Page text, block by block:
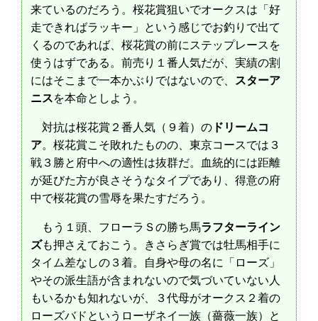
来ているのだろう。桜花賞狙いでオークスは「好
走できればラッキー」という感じでお釣りで出て
くるのであれば、桜花賞の前にステップレースを
使うはずである。前売り１番人気だが、実績の割
にはそこまで一本かぶりではないので、 スターア
ニスを本命としよう。
対抗は桜花賞２番人気（９着）の ドリームコ
ア。桜花賞こそ敗れたものの、東京コースでは３
戦３勝と府中への適性は抜群だ。血統的には距離
が延びた方が良さそうなタイプであり、得意の府
中で桜花賞の雪辱を果たすだろう。
もう１頭、フローラＳの勝ち馬ラフターライン
ズも押さえておこう。きさらぎ賞では牡馬相手に
タイム差なしの３着。自身や母の名に「ローズ」
やその派生語が含まれないので気づいていない人
もいるかも知れないが、３代母がオークス２着の
ローズバドというローザネイ一族（薔薇一族）と